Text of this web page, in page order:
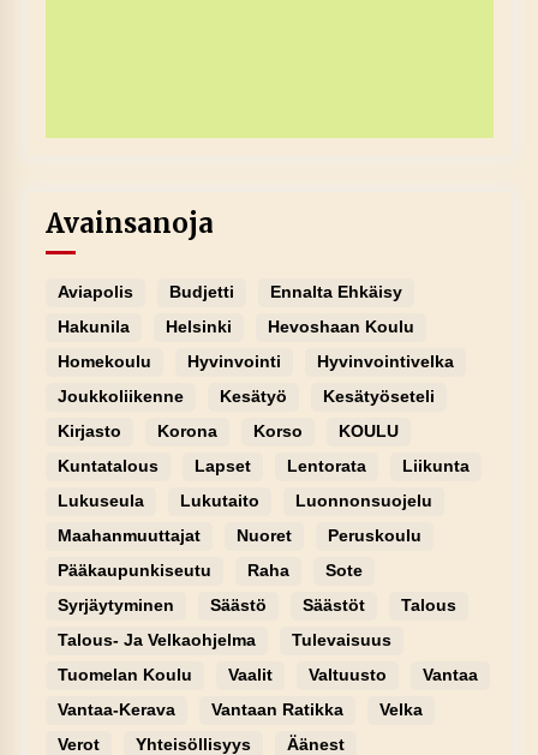
Avainsanoja
Aviapolis Budjetti
Ennalta Ehkäisy
Hakunila
Helsinki
Hevoshaan Koulu
Homekoulu
Hyvinvointi
Hyvinvointivelka
Joukkoliikenne
Kesätyö
Kesätyöseteli
Kirjasto
Korona Korso
KOULU
Kuntatalous
Lapset Lentorata
Liikunta
Lukuseula
Lukutaito
Luonnonsuojelu
Maahanmuuttajat
Nuoret
Peruskoulu
Pääkaupunkiseutu
Raha
Sote
Syrjäytyminen
Säästö Säästöt
Talous
Talous- Ja Velkaohjelma
Tulevaisuus
Tuomelan Koulu
Vaalit Valtuusto
Vantaa
Vantaa-Kerava
Vantaan Ratikka
Velka
Verot
Yhteisöllisyys Äänest